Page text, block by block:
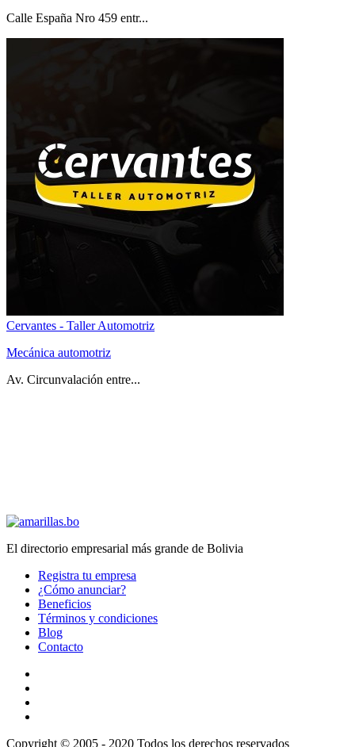
Calle España Nro 459 entr...
Cervantes - Taller Automotriz
Mecánica automotriz
Av. Circunvalación entre...
El directorio empresarial más grande de Bolivia
Registra tu empresa
¿Cómo anunciar?
Beneficios
Términos y condiciones
Blog
Contacto
Copyright © 2005 - 2020 Todos los derechos reservados